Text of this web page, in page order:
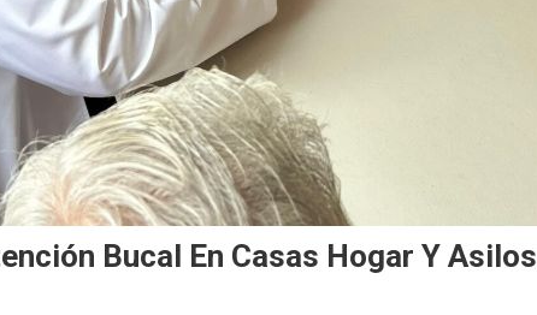
Bucal En Casas Hogar Y Asilos